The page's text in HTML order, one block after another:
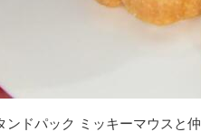
ンドパック ミッキーマウスと